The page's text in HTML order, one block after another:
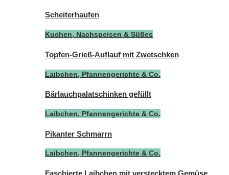
Scheiterhaufen
Kuchen, Nachspeisen & Süßes
Topfen-Grieß-Auflauf mit Zwetschken
Laibchen, Pfannengerichte & Co.
Bärlauchpalatschinken gefüllt
Laibchen, Pfannengerichte & Co.
Pikanter Schmarrn
Laibchen, Pfannengerichte & Co.
Faschierte Laibchen mit verstecktem Gemüse